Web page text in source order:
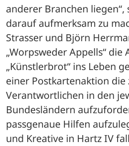
anderer Branchen liegen“,
darauf aufmerksam zu
Strasser und Björn
„Worpsweder Appells“ die
„Künstlerbrot“ ins Leben
einer Postkartenaktion die
Verantwortlichen in den
Bundesländern
passgenaue Hilfen
und Kreative in Hartz IV